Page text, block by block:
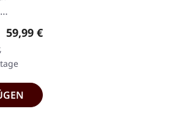
Neu und
Ode an
Regulärer Preis:
59,99 €